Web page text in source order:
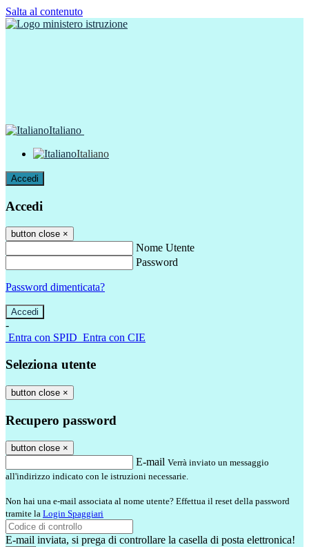
Salta al contenuto
Italiano
Italiano
Accedi
Accedi
button close ×
Nome Utente
Password
Password dimenticata?
-
Entra con SPID Entra con CIE
Seleziona utente
button close ×
Recupero password
button close ×
E-mail Verrà inviato un messaggio
all'indirizzo indicato con le istruzioni necessarie.
Non hai una e-mail associata al nome utente? Effettua il reset della password
tramite la Login Spaggiari
E-mail inviata, si prega di controllare la casella di posta elettronica!